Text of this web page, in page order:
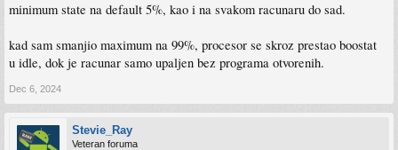
minimum state na default 5%, kao i na svakom racunaru do sad.
kad sam smanjio maximum na 99%, procesor se skroz prestao boostat
u idle, dok je racunar samo upaljen bez programa otvorenih.
Dec 6, 2024
Stevie_Ray
Veteran foruma